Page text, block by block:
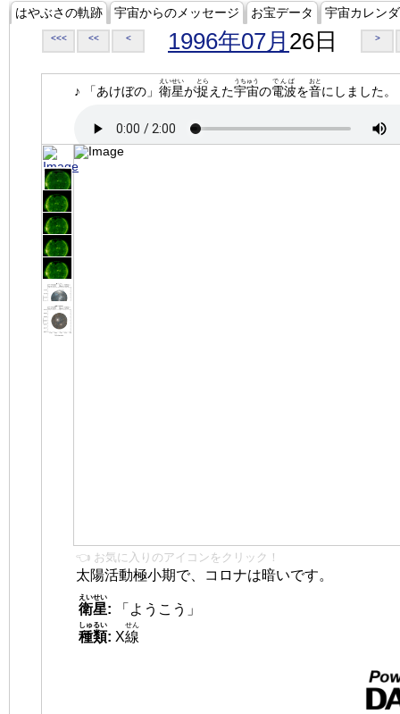
はやぶさの軌跡 宇宙からのメッセージ お宝データ 宇宙カレン
<<< << < 1996年07月 26日 >
♪ 「あけぼの」 衛星
えいせい
が捉
とら
えた宇宙
うちゅう
の電波
でんぱ
を音
おと
にしました。
👈 お気に入りのアイコンをクリック！
太陽活動極小期で、コロナは暗いです。
衛星
えいせい
:
「ようこう」
種類
しゅるい
: X線
せん